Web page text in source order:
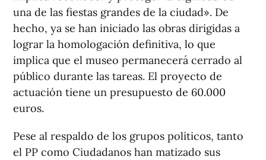
una de las fiestas grandes de la ciudad». De
hecho, ya se han iniciado las obras dirigidas a
lograr la homologación definitiva, lo que
implica que el museo permanecerá cerrado al
público durante las tareas. El proyecto de
actuación tiene un presupuesto de 60.000
euros.
Pese al respaldo de los grupos políticos, tanto
el PP como Ciudadanos han matizado sus